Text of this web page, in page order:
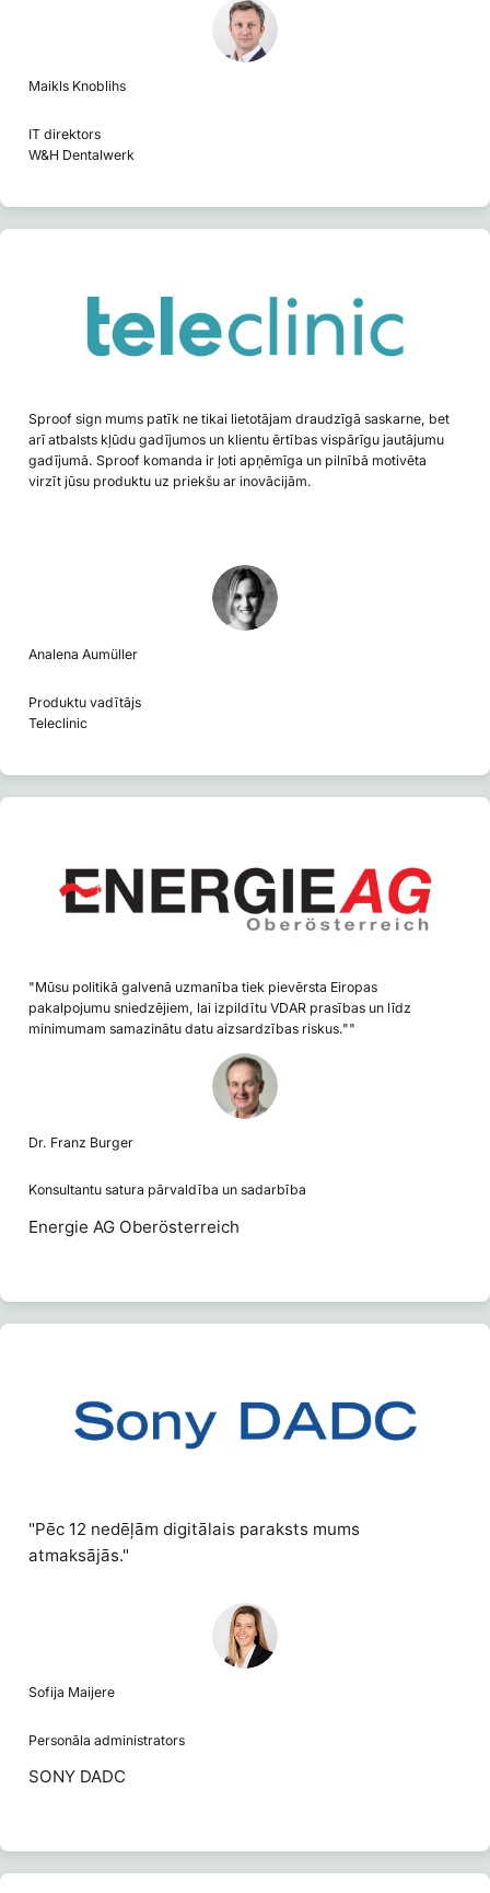
Maikls Knoblihs
IT direktors
W&H Dentalwerk
Sproof sign mums patīk ne tikai lietotājam draudzīgā saskarne, bet
arī atbalsts kļūdu gadījumos un klientu ērtības vispārīgu jautājumu
gadījumā. Sproof komanda ir ļoti apņēmīga un pilnībā motivēta
virzīt jūsu produktu uz priekšu ar inovācijām.
Analena Aumüller
Produktu vadītājs
Teleclinic
"Mūsu politikā galvenā uzmanība tiek pievērsta Eiropas
pakalpojumu sniedzējiem, lai izpildītu VDAR prasības un līdz
minimumam samazinātu datu aizsardzības riskus.""
Dr. Franz Burger
Konsultantu satura pārvaldība un sadarbība
Energie AG Oberösterreich
"Pēc 12 nedēļām digitālais paraksts mums
atmaksājās."
Sofija Maijere
Personāla administrators
SONY DADC